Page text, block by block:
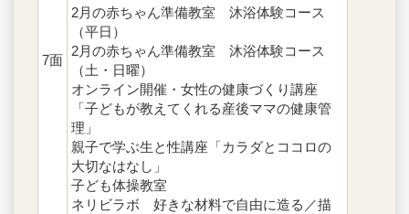
7面
2月の赤ちゃん準備教室 沐浴体験コース
（平日）
2月の赤ちゃん準備教室 沐浴体験コース
（土・日曜）
オンライン開催・女性の健康づくり講座
「子どもが教えてくれる産後ママの健康管
理」
親子で学ぶ生と性講座「カラダとココロの
大切なはなし」
子ども体操教室
ネリビラボ 好きな材料で自由に造る／描